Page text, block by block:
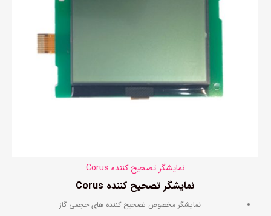
نمایشگر تصحیح کننده Corus
نمایشگر تصحیح کننده Corus
نمایشگر مخصوص تصحیح کننده های حجمی گاز